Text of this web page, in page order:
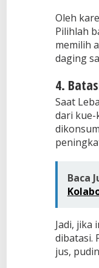
Oleh
Pilihlah
memilih
daging
4.
Saat
dari kue-
Baca
Jadi, jika
dibatasi.
jus,